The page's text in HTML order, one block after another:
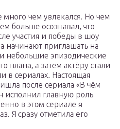
чем увлекался. Но чем
больше осознавал, что
участия и победы в шоу
начинают приглашать на
небольшие эпизодические
плана, а затем актёру стали
в сериалах. Настоящая
после сериала «В чём
исполнил главную роль
в этом сериале я
Я сразу отметила его